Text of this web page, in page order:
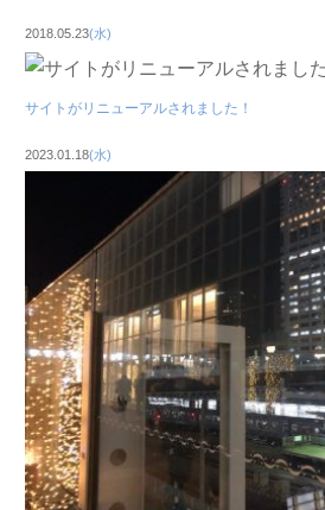
2018.05.23(水)
サイトがリニューアルされました！
2023.01.18(水)